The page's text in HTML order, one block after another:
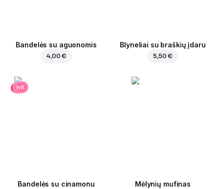
Bandelės su aguonomis
4,00 €
Blyneliai su braškių įdaru
5,50 €
hit
Bandelės su cinamonu Mėlynių mufinas